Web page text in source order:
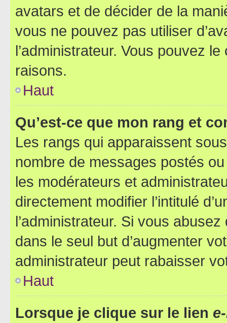
avatars et de décider de la
vous ne pouvez pas utiliser
l’administrateur. Vous pouvez
raisons.
Haut
Qu’est-ce que mon rang et
Les rangs qui apparaissent
nombre de messages postés
les modérateurs et
directement modifier l’intitulé
l’administrateur. Si vous
dans le seul but d’augmenter
administrateur peut rabaisser
Haut
Lorsque je clique sur le lien